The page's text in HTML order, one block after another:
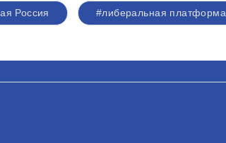
Россия #либеральная платформа